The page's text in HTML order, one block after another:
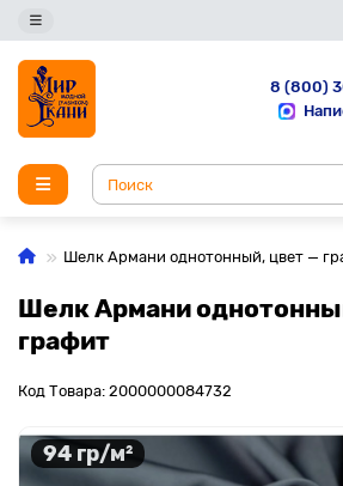
8 (800)
Шелк Армани однотонный, цвет —
Шелк Армани
графит
Код Товара: 2000000084732
94 гр/м²